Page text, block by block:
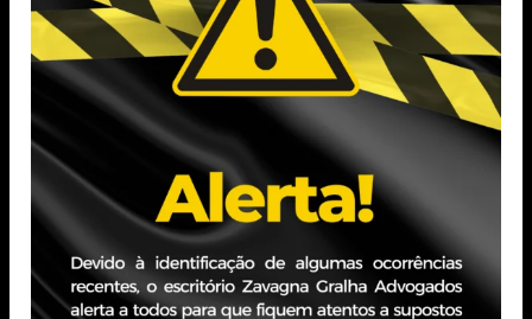
Formação
Ensino médio
PORTO ALEGRE - RS